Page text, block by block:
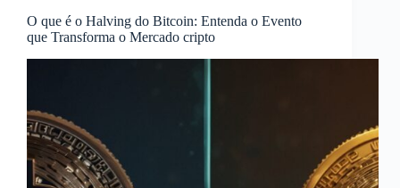
O que é o Halving do Bitcoin: Entenda o Evento
que Transforma o Mercado cripto